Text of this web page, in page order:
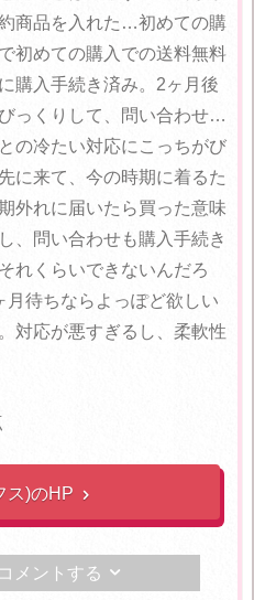
商品を入れた…初めての購
初めての購入での送料無料
購入手続き済み。2ヶ月後
っくりして、問い合わせ…
の冷たい対応にこっちがび
に来て、今の時期に着るた
外れに届いたら買った意味
、問い合わせも購入手続き
れくらいできないんだろ
月待ちならよっぽど欲しい
対応が悪すぎるし、柔軟性
ス)のHP 
メントする 